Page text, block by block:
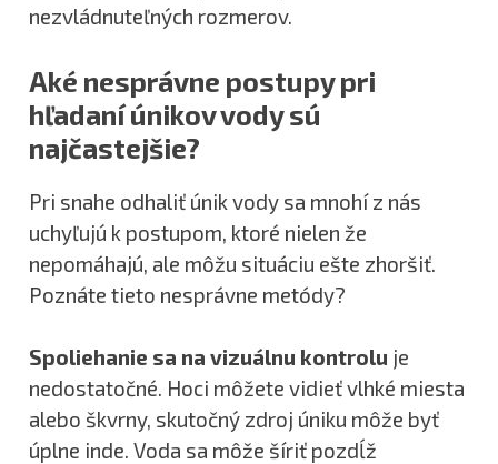
nezvládnuteľných rozmerov.
Aké nesprávne postupy pri
hľadaní únikov vody sú
najčastejšie?
Pri snahe odhaliť únik vody sa mnohí z nás
uchyľujú k postupom, ktoré nielen že
nepomáhajú, ale môžu situáciu ešte zhoršiť.
Poznáte tieto nesprávne metódy?
Spoliehanie sa na vizuálnu kontrolu je
nedostatočné. Hoci môžete vidieť vlhké miesta
alebo škvrny, skutočný zdroj úniku môže byť
úplne inde. Voda sa môže šíriť pozdĺž